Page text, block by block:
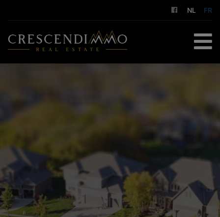
NL FR
NOS SERVICES
A PROPOS DE NOUS
CONTACT